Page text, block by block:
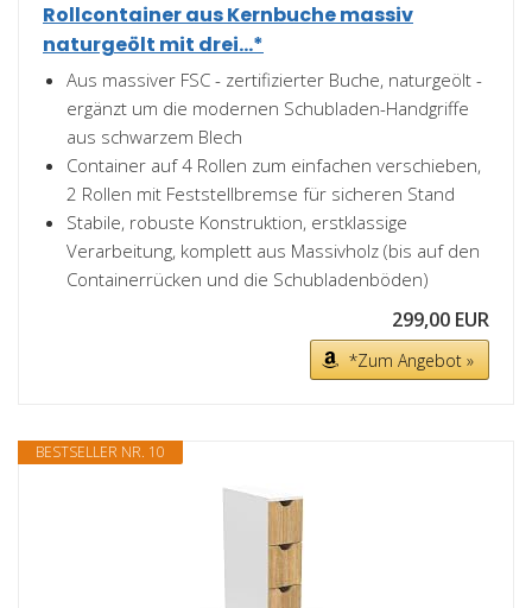
Rollcontainer aus Kernbuche massiv
naturgeölt mit drei...*
Aus massiver FSC - zertifizierter Buche, naturgeölt -
ergänzt um die modernen Schubladen-Handgriffe
aus schwarzem Blech
Container auf 4 Rollen zum einfachen verschieben,
2 Rollen mit Feststellbremse für sicheren Stand
Stabile, robuste Konstruktion, erstklassige
Verarbeitung, komplett aus Massivholz (bis auf den
Containerrücken und die Schubladenböden)
299,00 EUR
*Zum Angebot »
BESTSELLER NR. 10